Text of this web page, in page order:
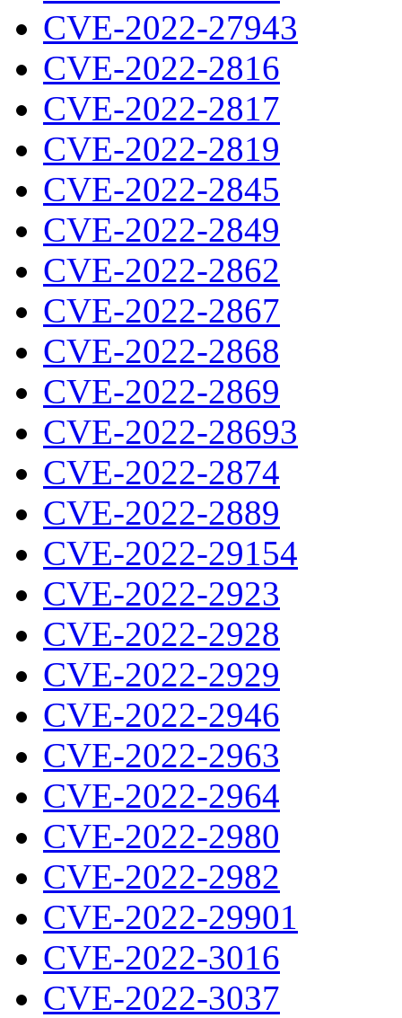
CVE-2022-27943
CVE-2022-2816
CVE-2022-2817
CVE-2022-2819
CVE-2022-2845
CVE-2022-2849
CVE-2022-2862
CVE-2022-2867
CVE-2022-2868
CVE-2022-2869
CVE-2022-28693
CVE-2022-2874
CVE-2022-2889
CVE-2022-29154
CVE-2022-2923
CVE-2022-2928
CVE-2022-2929
CVE-2022-2946
CVE-2022-2963
CVE-2022-2964
CVE-2022-2980
CVE-2022-2982
CVE-2022-29901
CVE-2022-3016
CVE-2022-3037